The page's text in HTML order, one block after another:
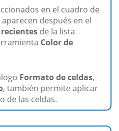
en el cuadro de
aparecen después en el
de la lista
Color de
Formato de celdas,
, también permite aplicar
de las celdas.